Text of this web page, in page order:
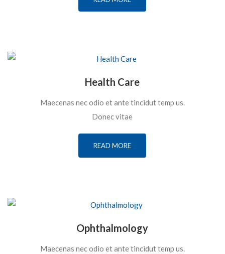
Health Care
Maecenas nec odio et ante tincidut temp us.
Donec vitae
READ MORE
Ophthalmology
Maecenas nec odio et ante tincidut temp us.